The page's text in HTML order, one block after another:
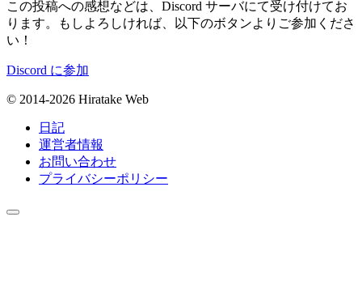
この投稿への感想などは、Discord サーバにて受け付けてお
ります。もしよろしければ、以下のボタンよりご参加くださ
い！
Discord に参加
© 2014-2026 Hiratake Web
日記
運営者情報
お問い合わせ
プライバシーポリシー